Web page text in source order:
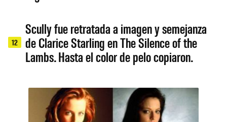
12
Scully fue retratada a imagen y semejanza
de Clarice Starling en The Silence of the
Lambs. Hasta el color de pelo copiaron.